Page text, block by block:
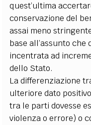
quest’ultima
conservazione del
assai meno
base all’assunto
incentrata ad
dello Stato.
La differenziazione
ulteriore dato
tra le parti dovesse
violenza o errore) o